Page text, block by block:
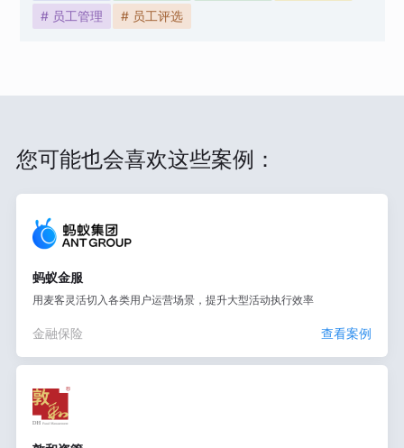
# 员工管理
# 员工评选
您可能也会喜欢这些案例：
蚂蚁金服
用麦客灵活切入各类用户运营场景，提升大型活动执行效率
金融保险 查看案例